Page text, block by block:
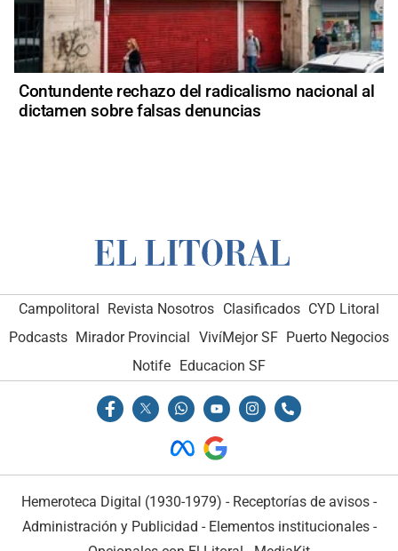
Contundente rechazo del radicalismo nacional al
dictamen sobre falsas denuncias
Campolitoral Revista Nosotros Clasificados CYD Litoral
Podcasts Mirador Provincial VivíMejor SF Puerto Negocios
Notife Educacion SF
Hemeroteca Digital (1930-1979) - Receptorías de avisos -
Administración y Publicidad - Elementos institucionales-